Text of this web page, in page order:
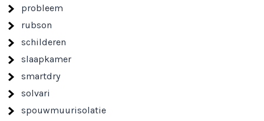
probleem
rubson
schilderen
slaapkamer
smartdry
solvari
spouwmuurisolatie